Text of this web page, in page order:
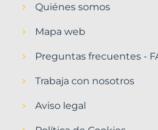
Quiénes somos
Mapa web
Preguntas frecuentes -
Trabaja con nosotros
Aviso legal